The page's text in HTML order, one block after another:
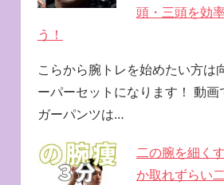
頭・三頭を効
う！
こらから腕トレを始めたい方は
ーパーセットになります！ 動画
ガーパンツは…
二の腕を細く
か取れずらい